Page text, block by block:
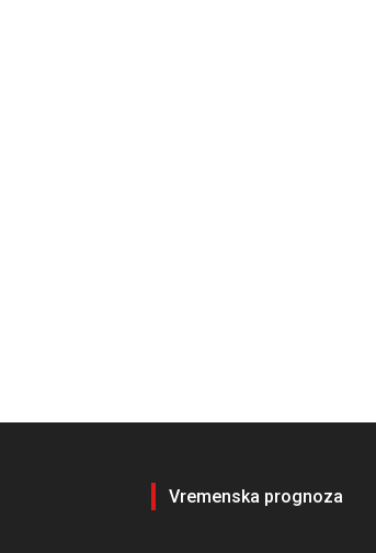
Vremenska prognoza